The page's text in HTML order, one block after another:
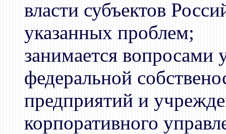
власти субъектов
указанных проблем;
занимается вопросами
федеральной
предприятий и
корпоративного